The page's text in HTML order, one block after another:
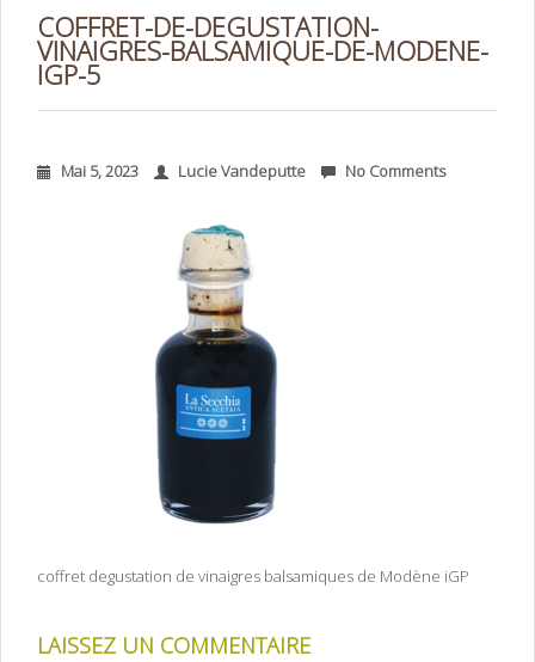
COFFRET-DE-DEGUSTATION-
VINAIGRES-BALSAMIQUE-DE-MODENE-
IGP-5
Mai 5, 2023 Lucie Vandeputte No Comments
coffret degustation de vinaigres balsamiques de Modène iGP
LAISSEZ UN COMMENTAIRE